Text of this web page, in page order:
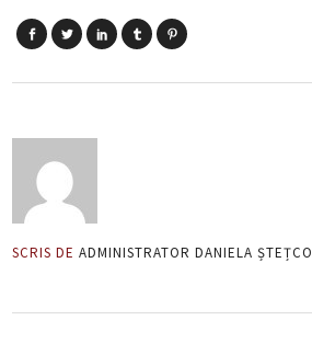
SCRIS DE ADMINISTRATOR DANIELA ȘTEȚCO